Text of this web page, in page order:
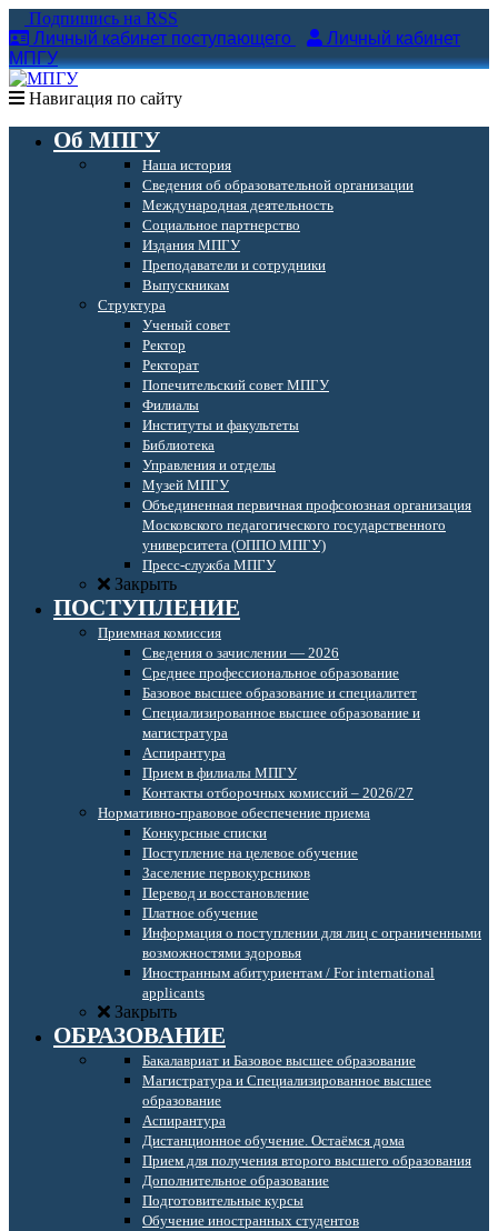
Подпишись на RSS
Личный кабинет поступающего
Личный кабинет
МПГУ
Навигация по сайту
Об МПГУ
Наша история
Сведения об образовательной организации
Международная деятельность
Социальное партнерство
Издания МПГУ
Преподаватели и сотрудники
Выпускникам
Структура
Ученый совет
Ректор
Ректорат
Попечительский совет МПГУ
Филиалы
Институты и факультеты
Библиотека
Управления и отделы
Музей МПГУ
Объединенная первичная профсоюзная организация
Московского педагогического государственного
университета (ОППО МПГУ)
Пресс-служба МПГУ
Закрыть
ПОСТУПЛЕНИЕ
Приемная комиссия
Сведения о зачислении — 2026
Среднее профессиональное образование
Базовое высшее образование и специалитет
Специализированное высшее образование и
магистратура
Аспирантура
Прием в филиалы МПГУ
Контакты отборочных комиссий – 2026/27
Нормативно-правовое обеспечение приема
Конкурсные списки
Поступление на целевое обучение
Заселение первокурсников
Перевод и восстановление
Платное обучение
Информация о поступлении для лиц с ограниченными
возможностями здоровья
Иностранным абитуриентам / For international
applicants
Закрыть
ОБРАЗОВАНИЕ
Бакалавриат и Базовое высшее образование
Магистратура и Специализированное высшее
образование
Аспирантура
Дистанционное обучение. Остаёмся дома
Прием для получения второго высшего образования
Дополнительное образование
Подготовительные курсы
Обучение иностранных студентов